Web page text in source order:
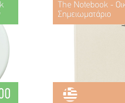
The Notebook -
Σημειωματάριο